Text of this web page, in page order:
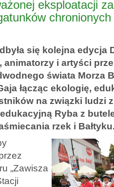
eksploatacji
się kolejna edycja
animatorzy i artyści
świata Morza
łącząc ekologię,
na związki ludzi
Ryba z
rzek i
„Zawisza